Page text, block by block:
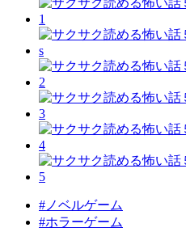
#ノベルゲーム
#ホラーゲーム